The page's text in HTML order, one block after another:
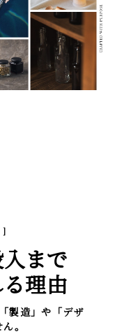
]
まで
理由
製造」や「デザ
。